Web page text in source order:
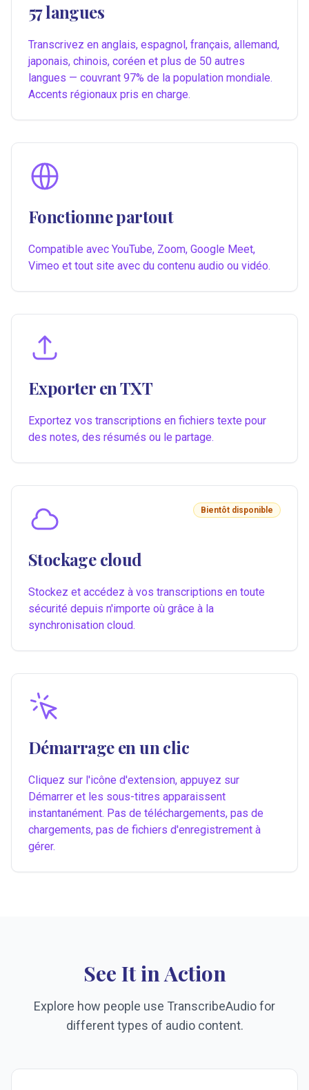
57 langues
Transcrivez en anglais, espagnol, français, allemand,
japonais, chinois, coréen et plus de 50 autres
langues — couvrant 97% de la population mondiale.
Accents régionaux pris en charge.
Fonctionne partout
Compatible avec YouTube, Zoom, Google Meet,
Vimeo et tout site avec du contenu audio ou vidéo.
Exporter en TXT
Exportez vos transcriptions en fichiers texte pour
des notes, des résumés ou le partage.
Bientôt disponible
Stockage cloud
Stockez et accédez à vos transcriptions en toute
sécurité depuis n'importe où grâce à la
synchronisation cloud.
Démarrage en un clic
Cliquez sur l'icône d'extension, appuyez sur
Démarrer et les sous-titres apparaissent
instantanément. Pas de téléchargements, pas de
chargements, pas de fichiers d'enregistrement à
gérer.
See It in Action
Explore how people use TranscribeAudio for
different types of audio content.